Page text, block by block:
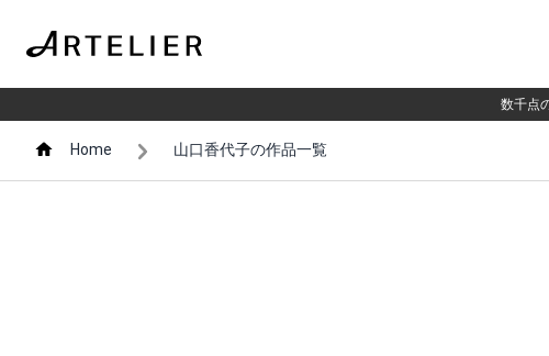
数千点
Home 山口香代子の作品一覧